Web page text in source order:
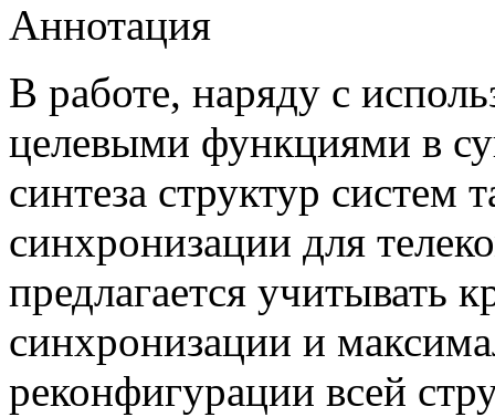
Аннотация
В работе, наряду с
целевыми функциями в
синтеза структур систем
синхронизации для
предлагается учитывать
синхронизации и
реконфигурации всей